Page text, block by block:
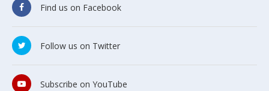
Find us on Facebook
Follow us on Twitter
Subscribe on YouTube